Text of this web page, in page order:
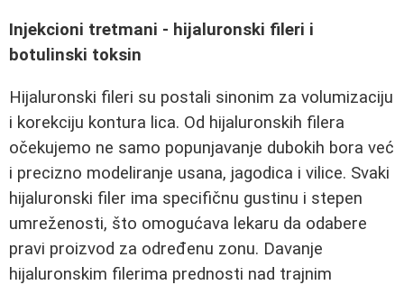
Injekcioni tretmani - hijaluronski fileri i
botulinski toksin
Hijaluronski fileri su postali sinonim za volumizaciju
i korekciju kontura lica. Od hijaluronskih filera
očekujemo ne samo popunjavanje dubokih bora već
i precizno modeliranje usana, jagodica i vilice. Svaki
hijaluronski filer ima specifičnu gustinu i stepen
umreženosti, što omogućava lekaru da odabere
pravi proizvod za određenu zonu. Davanje
hijaluronskim filerima prednosti nad trajnim